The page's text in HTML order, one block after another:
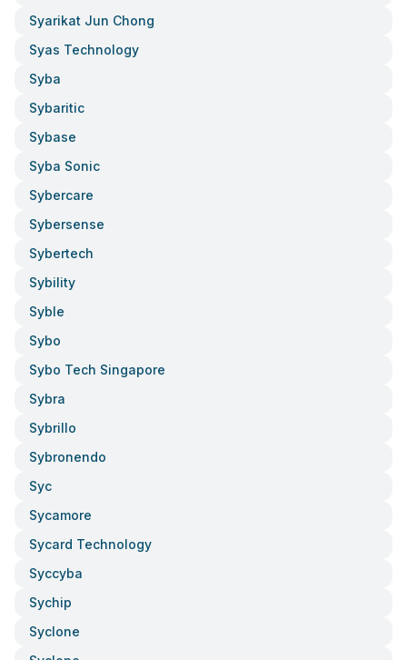
Syarikat Jun Chong
Syas Technology
Syba
Sybaritic
Sybase
Syba Sonic
Sybercare
Sybersense
Sybertech
Sybility
Syble
Sybo
Sybo Tech Singapore
Sybra
Sybrillo
Sybronendo
Syc
Sycamore
Sycard Technology
Syccyba
Sychip
Syclone